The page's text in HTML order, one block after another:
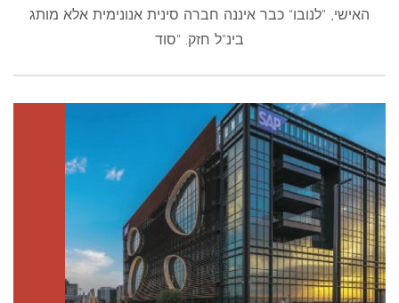
האישי, "לנובו" כבר איננה חברה סינית אנונימית אלא מותג
בינ"ל חזק. "סוד